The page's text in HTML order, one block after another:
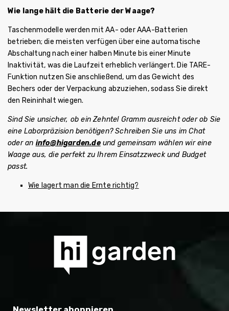
Wie lange hält die Batterie der Waage?
Taschenmodelle werden mit AA- oder AAA-Batterien
betrieben; die meisten verfügen über eine automatische
Abschaltung nach einer halben Minute bis einer Minute
Inaktivität, was die Laufzeit erheblich verlängert. Die TARE-
Funktion nutzen Sie anschließend, um das Gewicht des
Bechers oder der Verpackung abzuziehen, sodass Sie direkt
den Reininhalt wiegen.
Sind Sie unsicher, ob ein Zehntel Gramm ausreicht oder ob Sie
eine Laborpräzision benötigen? Schreiben Sie uns im Chat
oder an info@higarden.deund gemeinsam wählen wir eine
Waage aus, die perfekt zu Ihrem Einsatzzweck und Budget
passt.
Wie lagert man die Ernte richtig?